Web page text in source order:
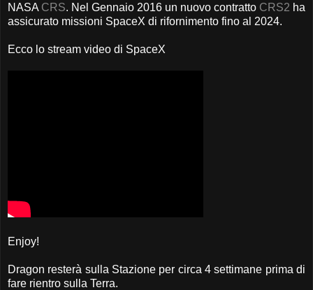
NASA CRS. Nel Gennaio 2016 un nuovo contratto CRS2 ha
assicurato missioni SpaceX di rifornimento fino al 2024.
Ecco lo stream video di SpaceX
Enjoy!
Dragon resterà sulla Stazione per circa 4 settimane prima di
fare rientro sulla Terra.